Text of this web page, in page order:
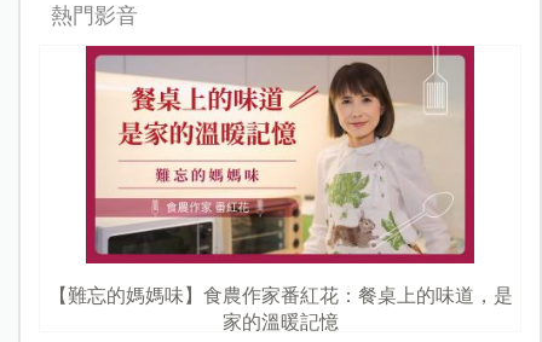
熱門影音
【難忘的媽媽味】食農作家番紅花：餐桌上的味道，是
家的溫暖記憶